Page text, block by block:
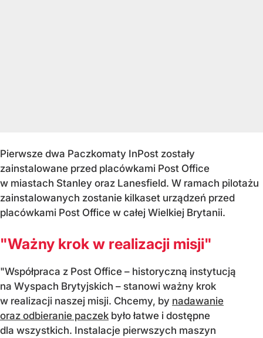
Pierwsze dwa Paczkomaty InPost zostały
zainstalowane przed placówkami Post Office
w miastach Stanley oraz Lanesfield. W ramach pilotażu
zainstalowanych zostanie kilkaset urządzeń przed
placówkami Post Office w całej Wielkiej Brytanii.
"Ważny krok w realizacji misji"
"Współpraca z Post Office – historyczną instytucją
na Wyspach Brytyjskich – stanowi ważny krok
w realizacji naszej misji. Chcemy, by nadawanie
oraz odbieranie paczek było łatwe i dostępne
dla wszystkich. Instalacje pierwszych maszyn